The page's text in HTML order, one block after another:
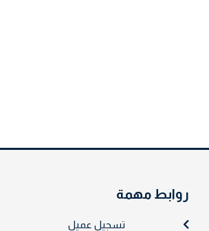
روابط مهمة
تسجيل عميل